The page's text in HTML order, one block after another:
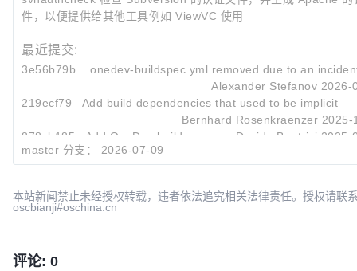
件，以便提供给其他工具例如 ViewVC 使用
最近提交:
3e56b79b
.onedev-buildspec.yml removed due to an
Alexander Stefanov 2026-
219ecf79
Add build dependencies that used to be implicit
Bernhard Rosenkraenzer 2025-
878cb185
Add OneDev buildspec Davide Beatrici 2025-
master 分支：
2026-07-09
本站新闻禁止未经授权转载，违者依法追究相关法律责任。授权请联
oscbianji#oschina.cn
评论: 0